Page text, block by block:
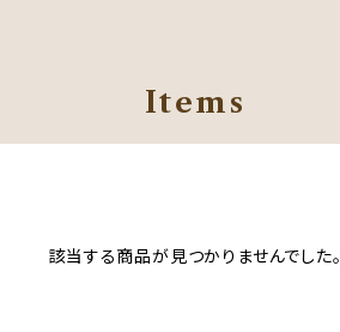
Items
該当する商品が見つかりませんでした。